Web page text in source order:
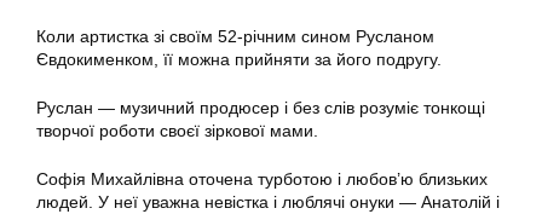
Коли артистка зі своїм 52-річним сином Русланом
Євдокименком, її можна прийняти за його подругу.
Руслан — музичний продюсер і без слів розуміє тонкощі
творчої роботи своєї зіркової мами.
Софія Михайлівна оточена турботою і любов’ю близьких
людей. У неї уважна невістка і люблячі онуки — Анатолій і